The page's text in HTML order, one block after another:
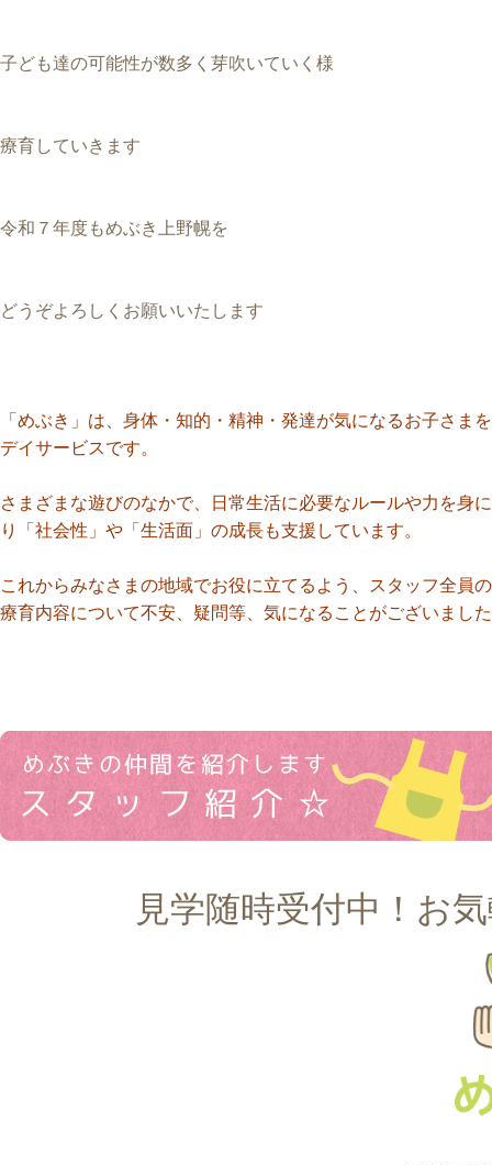
子ども達の可能性が数多く芽吹いていく様
療育していきます
令和７年度もめぶき上野幌を
どうぞよろしくお願いいたします
「めぶき」は、身体・知的・精神・発達が気になるお子さま
デイサービスです。
さまざまな遊びのなかで、日常生活に必要なルールや力を身
り「社会性」や「生活面」の成長も支援しています。
これからみなさまの地域でお役に立てるよう、スタッフ全員
療育内容について不安、疑問等、気になることがございまし
見学随時受付中！お